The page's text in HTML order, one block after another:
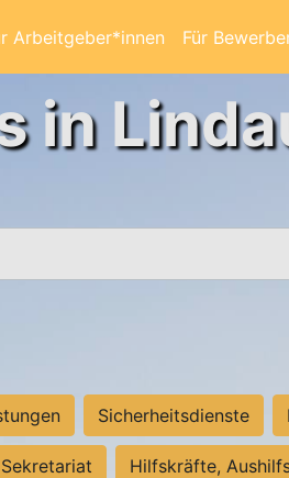
Arbeitgeber*innen Für
in
Sicherheitsdienste
Hilfskräfte,